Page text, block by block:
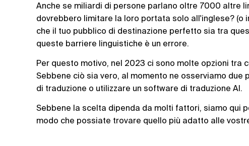
Anche se miliardi di persone parlano oltre 7000 altre
dovrebbero limitare la loro portata solo all'inglese? (o
che il tuo pubblico di destinazione perfetto sia tra
queste barriere linguistiche è un errore.
Per questo motivo, nel 2023 ci sono molte opzioni tra
Sebbene ciò sia vero, al momento ne osserviamo due
di traduzione o utilizzare un software di traduzione AI.
Sebbene la scelta dipenda da molti fattori, siamo qui
modo che possiate trovare quello più adatto alle